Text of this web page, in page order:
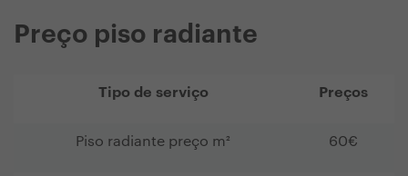
Preço piso radiante
Tipo de serviço Preços
Piso radiante preço m² 60€